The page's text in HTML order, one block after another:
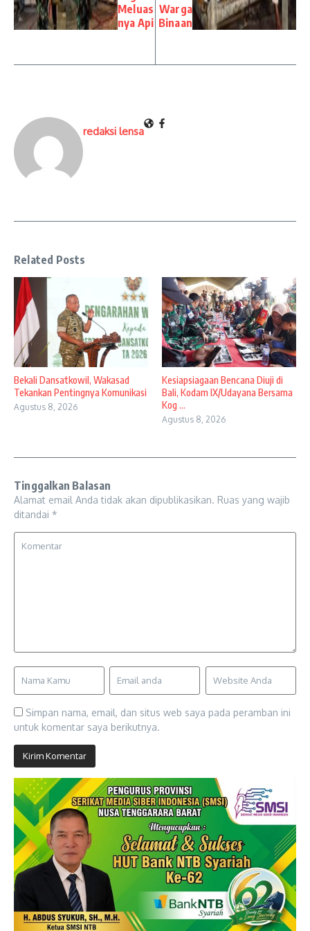
Meluas
nya Api
Warga
Binaan
redaksi lensa
Related Posts
Bekali Dansatkowil, Wakasad
Tekankan Pentingnya Komunikasi
Agustus 8, 2026
Kesiapsiagaan Bencana Diuji di
Bali, Kodam IX/Udayana Bersama
Kog ...
Agustus 8, 2026
Tinggalkan Balasan
Alamat email Anda tidak akan dipublikasikan. Ruas yang wajib
ditandai *
Simpan nama, email, dan situs web saya pada peramban ini
untuk komentar saya berikutnya.